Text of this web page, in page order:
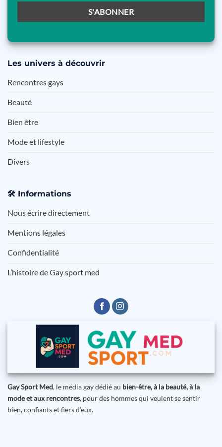
Les univers à découvrir
Rencontres gays
Beauté
Bien être
Mode et lifestyle
Divers
🛠️ Informations
Nous écrire directement
Mentions légales
Confidentialité
L’histoire de Gay sport med
Gay Sport Med, le média gay dédié au bien-être, à la beauté, à la
mode et aux rencontres, pour des hommes qui veulent se sentir
bien, confiants et fiers d’eux.